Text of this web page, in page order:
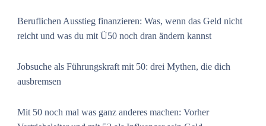
Beruflichen Ausstieg finanzieren: Was, wenn das Geld nicht
reicht und was du mit Ü50 noch dran ändern kannst
Jobsuche als Führungskraft mit 50: drei Mythen, die dich
ausbremsen
Mit 50 noch mal was ganz anderes machen: Vorher